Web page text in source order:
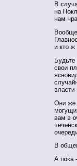
В
на
нам
и кто ж
свои
власти
Они же
вам в
В
А пока